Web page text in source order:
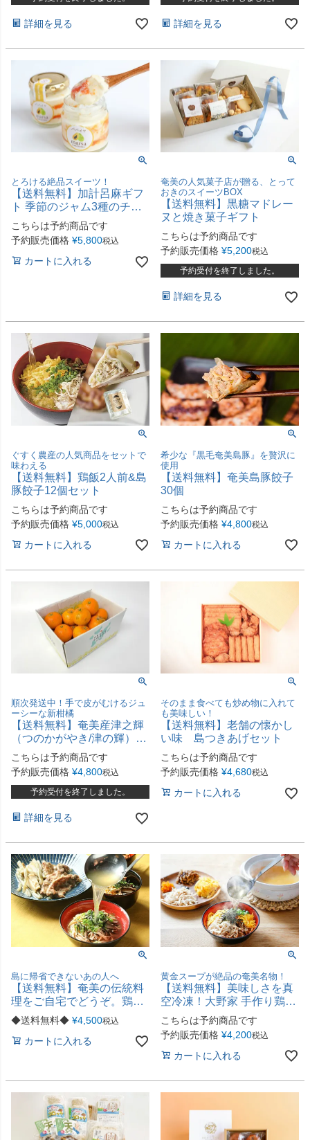
詳細を見る 詳細を見る
とろける絶品スイーツ！
【送料無料】加計呂麻ギフ
ト 季節のジャム3種のチー
ズケーキ
こちらは予約商品です
予約販売価格 ¥5,800税込
カートに入れる
奄美の人気菓子店が贈る、とって
おきのスイーツBOX
【送料無料】黒糖マドレー
ヌと焼き菓子ギフト
こちらは予約商品です
予約販売価格 ¥5,200税込
予約受付を終了しました。
詳細を見る
ぐすく農産の人気商品をセットで
味わえる
【送料無料】鶏飯2人前&島
豚餃子12個セット
こちらは予約商品です
予約販売価格 ¥5,000税込
カートに入れる
希少な『黒毛奄美島豚』を贅沢に
使用
【送料無料】奄美島豚餃子
30個
こちらは予約商品です
予約販売価格 ¥4,800税込
カートに入れる
順次発送中！手で皮がむけるジュ
ーシーな新柑橘
【送料無料】奄美産津之輝
（つのかがやき/津の輝）お
試し用2.5kg
こちらは予約商品です
予約販売価格 ¥4,800税込
予約受付を終了しました。
詳細を見る
そのまま食べても炒め物に入れて
も美味しい！
【送料無料】老舗の懐かし
い味 島つきあげセット
こちらは予約商品です
予約販売価格 ¥4,680税込
カートに入れる
島に帰省できないあの人へ
【送料無料】奄美の伝統料
理をご自宅でどうぞ。鶏飯
＆豚骨ファミリーセット
◆送料無料◆ ¥4,500税込
カートに入れる
黄金スープが絶品の奄美名物！
【送料無料】美味しさを真
空冷凍！大野家 手作り鶏飯
（2人前）
こちらは予約商品です
予約販売価格 ¥4,200税込
カートに入れる